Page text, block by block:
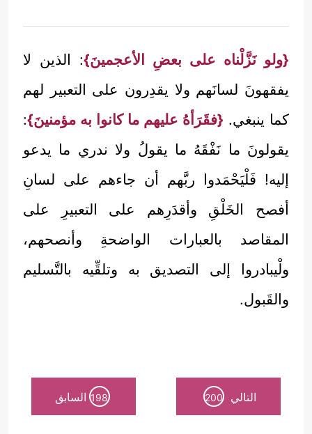
{ولو نَزَّلْناه على بعضِ الأعجمينَ}: الذين لا
يفقهونَ لسانَهم ولا يقدِرون على التعبير لهم
كما ينبغي. {فقَرَأهُ عليهم ما كانوا به مؤمنينَ}:
يقولونَ ما نَفْقَهُ ما يقولُ ولا ندري ما يدعو
إليه! فَلْيَحْمَدوا ربَّهم أن جاءهم على لسانِ
أفصح الخَلْقِ وأقدَرِهم على التعبيرِ على
المقاصد بالعبارات الواضحةِ وأنصحهم،
ولْيبادروا إلى التصديق به وتلقِّيه بالتَّسليم
والقَبول.
التالي 200
198 السابق